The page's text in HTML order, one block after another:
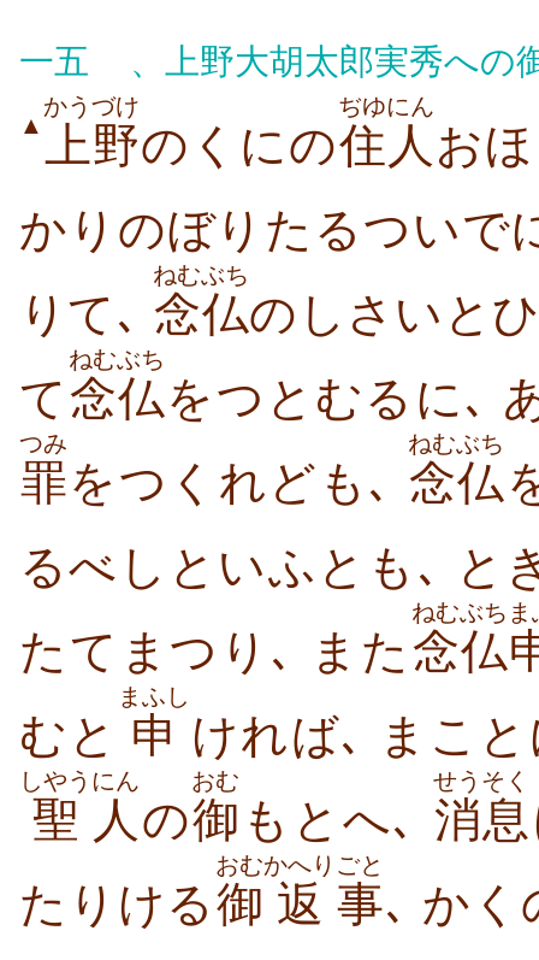
一五 、上野大胡太郎実秀への
▲ 上野
かうづけ
のくにの住人
ぢゆにん
お
かりのぼりたるついで
りて､ 念仏
ねむぶち
のしさいと
て念仏
ねむぶち
をつとむるに､
罪
つみ
をつくれども､ 念仏
ねむぶち
るべしといふとも､ と
たてまつり､ また 念仏
ねむぶち ま
むと 申
まふし
ければ､ まこ
聖
しやう
人
にん
の御
おむ
もとへ､ 消息
せうそく
たりける御
おむ
返
かへり
事
ごと
､ かく